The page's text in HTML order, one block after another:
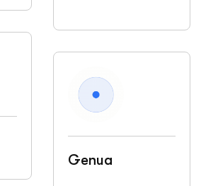
Genua